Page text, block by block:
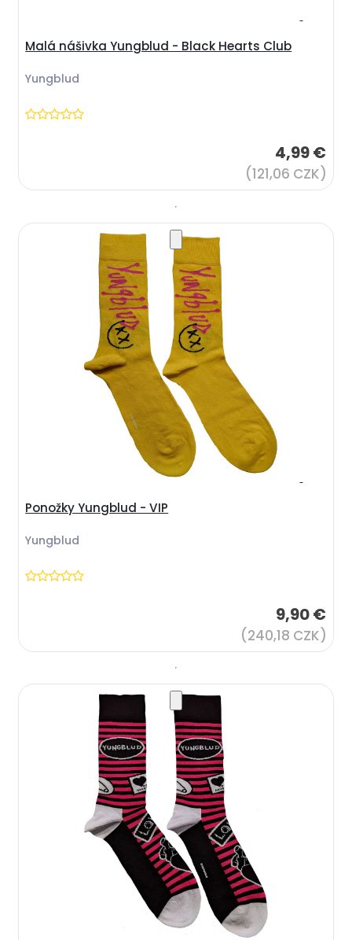
Malá nášivka Yungblud - Black Hearts Club
Yungblud
4,99 €
(121,06 CZK)
Ponožky Yungblud - VIP
Yungblud
9,90 €
(240,18 CZK)